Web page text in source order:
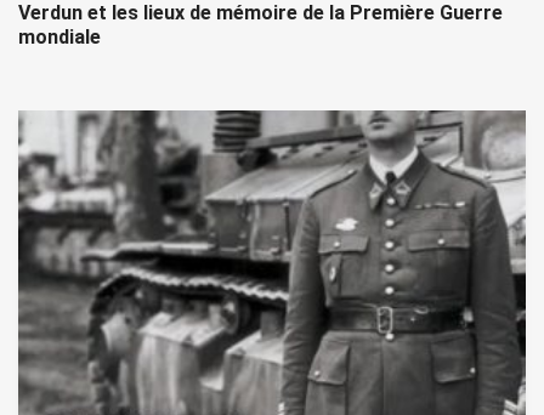
Verdun et les lieux de mémoire de la Première Guerre
mondiale